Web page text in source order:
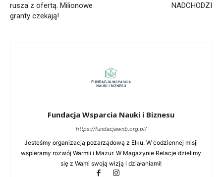
rusza z ofertą. Milionowe
granty czekają!
NADCHODZI
Fundacja Wsparcia Nauki i Biznesu
https://fundacjawnb.org.pl/
Jesteśmy organizacją pozarządową z Ełku. W codziennej misji
wspieramy rozwój Warmii i Mazur. W Magazynie Relacje dzielimy
się z Wami swoją wizją i działaniami!